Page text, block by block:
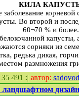
КИЛА
Во второй и
60¬70 % и более.
сорняки из
редька дикая,
размножения
491 :| автор: sadovod